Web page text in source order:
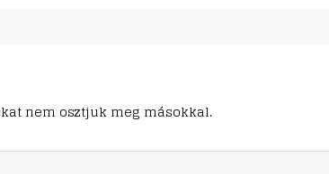
nem osztjuk meg másokkal.